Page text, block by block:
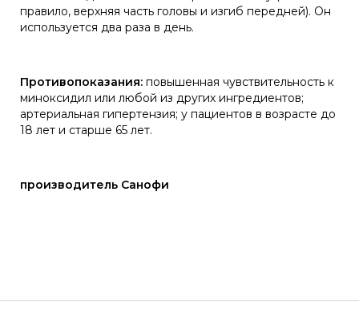
правило, верхняя часть головы и изгиб передней). Он
используется два раза в день.
Противопоказания: повышенная чувствительность к
миноксидил или любой из других ингредиентов;
артериальная гипертензия; у пациентов в возрасте до
18 лет и старше 65 лет.
производитель Санофи